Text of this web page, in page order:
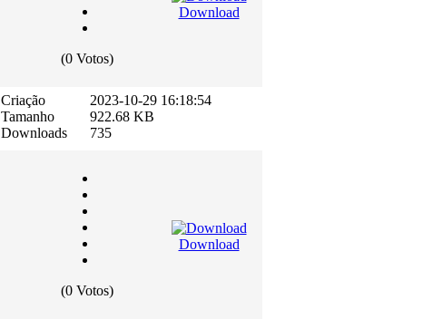
(0 Votos)
Download
Criação
Tamanho
Downloads
2023-10-29 16:18:54
922.68 KB
735
(0 Votos)
Download